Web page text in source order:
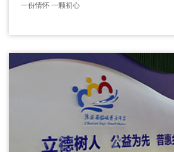
一份情怀 一颗初心